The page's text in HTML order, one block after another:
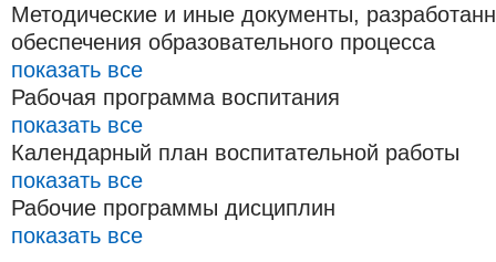
Методические и иные документы,
обеспечения образовательного процесса
показать все
Рабочая программа воспитания
показать все
Календарный план воспитательной работы
показать все
Рабочие программы дисциплин
показать все